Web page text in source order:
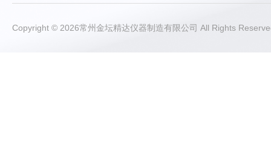
Copyright © 2026常州金坛精达仪器制造有限公司 All Rights